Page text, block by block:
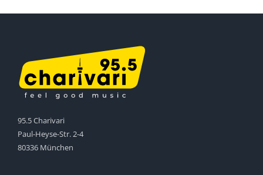
95.5 Charivari
Paul-Heyse-Str. 2-4
80336 München